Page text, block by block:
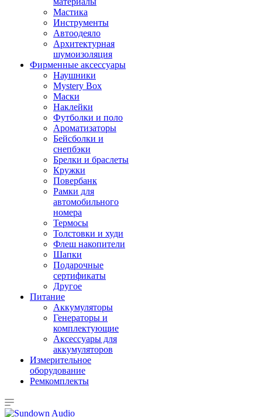
Мастика
Инструменты
Автоодеяло
Архитектурная
шумоизоляция
Фирменные аксессуары
Наушники
Mystery Box
Маски
Наклейки
Футболки и поло
Ароматизаторы
Бейсболки и
снепбэки
Брелки и браслеты
Кружки
Повербанк
Рамки для
автомобильного
номера
Термосы
Толстовки и худи
Флеш накопители
Шапки
Подарочные
сертификаты
Другое
Питание
Аккумуляторы
Генераторы и
комплектующие
Аксессуары для
аккумуляторов
Измерительное
оборудование
Ремкомплекты